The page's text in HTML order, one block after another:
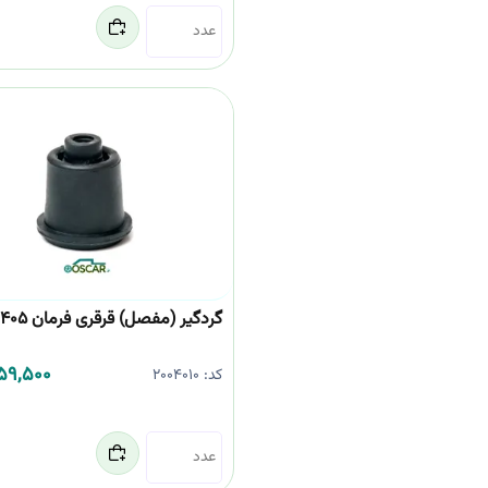
گردگیر (مفصل) قرقری فرمان 405 امیرنیا
کد: 2004010